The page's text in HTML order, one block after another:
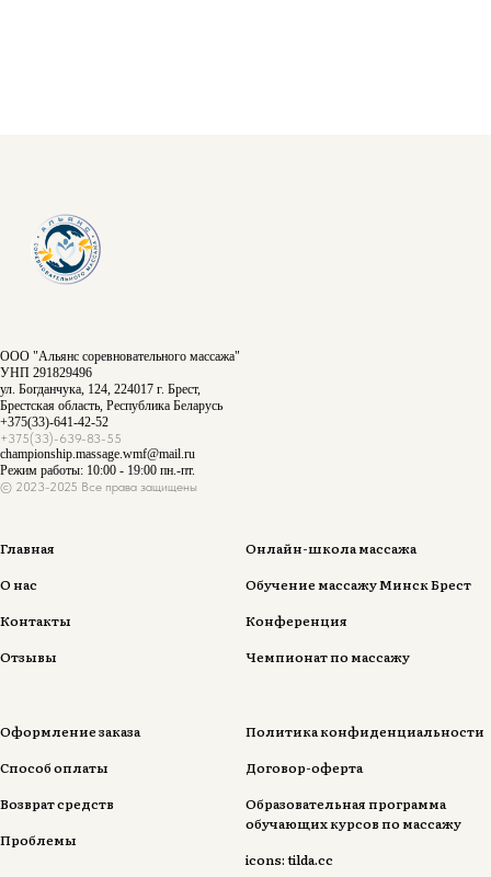
ООО "Альянс соревновательного массажа"
УНП 291829496
ул. Богданчука, 124, 224017 г. Брест,
Брестская область, Республика Беларусь
+375(33)-641-42-52
+375(33)-639-83-55
championship.massage.wmf@mail.ru
Режим работы: 10:00 - 19:00 пн.-пт.
© 2023-2025 Все права защищены
Главная
О нас
Контакты
Отзывы
Онлайн-школа массажа
Обучение массажу Минск Брест
Конференция
Чемпионат по массажу
Оформление заказа
Способ оплаты
Возврат средств
Проблемы
Политика конфиденциальности
Договор-оферта
Образовательная программа
обучающих курсов по массажу
icons: tilda.cc